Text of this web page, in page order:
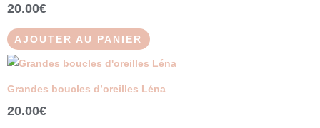
20.00€
AJOUTER AU PANIER
Grandes boucles d’oreilles Léna
20.00€